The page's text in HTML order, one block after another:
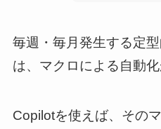
毎週・毎月発生する定
は、マクロによる自動化
Copilotを使えば、その